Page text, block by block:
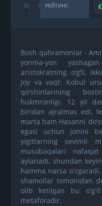
РЕЙТИНГ:
Bosh qahramonlar -
yonma-yon
aristokratning o‘g‘li,
Joy va vaqt: Kobul
qo'shinlarining
hukmronligi. 12 yil
biridan ajralmas edi,
marta ham Hasanni
egasi uchun jonini
yigitlarning sevimli
musobaqalari
aylanadi, shundan
hamma narsa
shamollar tomonidan
olib ketilgan bu
metaforadir.